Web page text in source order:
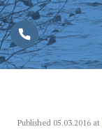
Published 05.03.2016 at